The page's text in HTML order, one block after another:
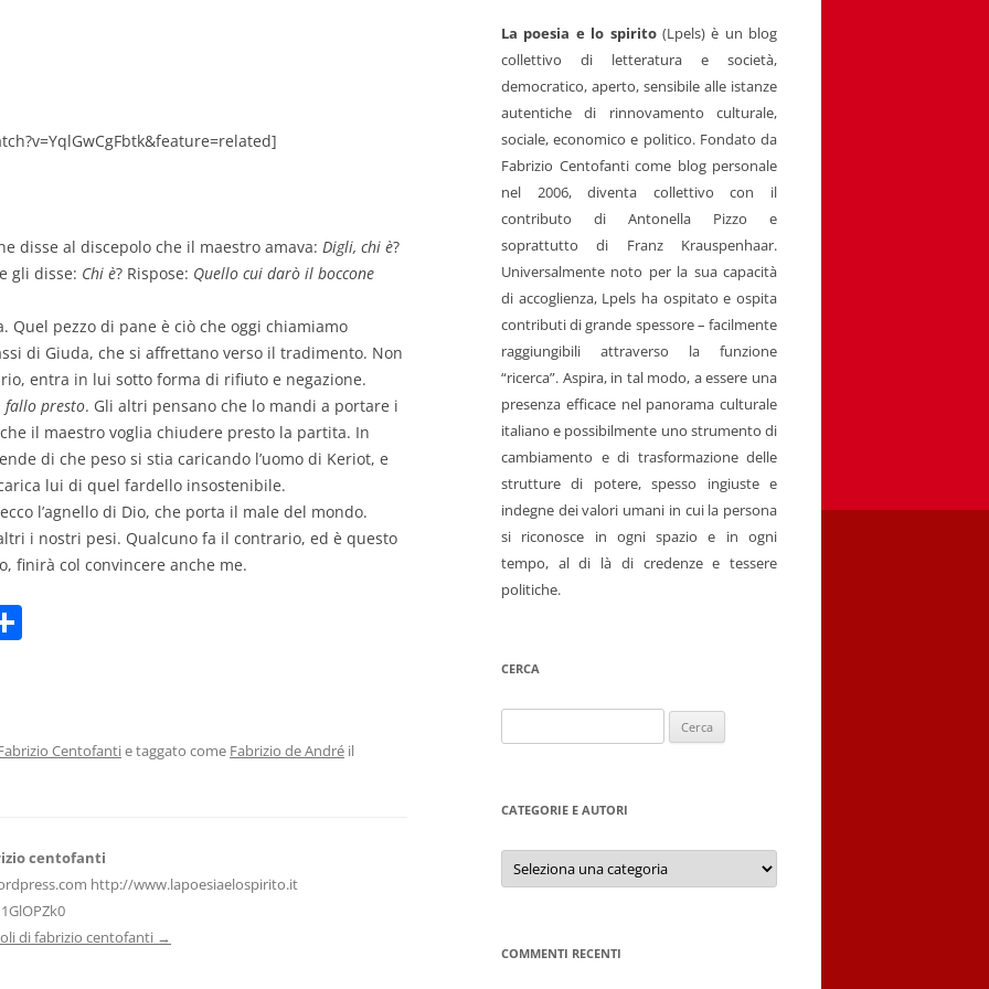
KIKA BOHR
MONICA MAZZITELLI
PASQUALE VITAGLIANO
RICCARDO FERRAZZI
ROBERTO PLEVANO
STEFANIE GOLISCH
disse al discepolo che il maestro amava: Digli, chi è?
gli disse: Chi è? Rispose: Quello cui darò il boccone
Quel pezzo di pane è ciò che oggi chiamiamo
di Giuda, che si affrettano verso il tradimento. Non
entra in lui sotto forma di rifiuto e negazione.
fallo presto. Gli altri pensano che lo mandi a portare i
il maestro voglia chiudere presto la partita. In
di che peso si stia caricando l’uomo di Keriot, e
lui di quel fardello insostenibile.
l’agnello di Dio, che porta il male del mondo.
i nostri pesi. Qualcuno fa il contrario, ed è questo
finirà col convincere anche me.
vi Centofantie taggato come Fabrizio de André il
centofanti
http://www.lapoesiaelospirito.it
di fabrizio centofanti →
La poesia e lo spirito(Lpels) è un blog
collettivo di letteratura e società,
democratico, aperto, sensibile alle istanze
autentiche di rinnovamento culturale,
sociale, economico e politico. Fondato da
Fabrizio Centofanti come blog personale
nel 2006, diventa collettivo con il
contributo di Antonella Pizzo e
soprattutto di Franz Krauspenhaar.
Universalmente noto per la sua capacità
di accoglienza, Lpels ha ospitato e ospita
contributi di grande spessore – facilmente
raggiungibili attraverso la funzione
“ricerca”. Aspira, in tal modo, a essere una
presenza efficace nel panorama culturale
italiano e possibilmente uno strumento di
cambiamento e di trasformazione delle
strutture di potere, spesso ingiuste e
indegne dei valori umani in cui la persona
si riconosce in ogni spazio e in ogni
tempo, al di là di credenze e tessere
politiche.
CERCA
per:
CATEGORIE E AUTORI
Categorie
autori
COMMENTI RECENTI